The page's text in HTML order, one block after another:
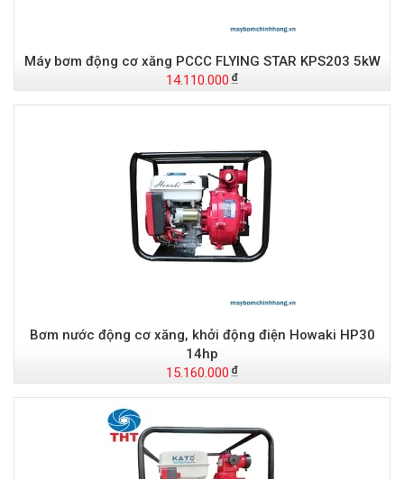
Máy bơm động cơ xăng PCCC FLYING STAR KPS203 5kW
14.110.000
Bơm nước động cơ xăng, khởi động điện Howaki HP30
14hp
15.160.000